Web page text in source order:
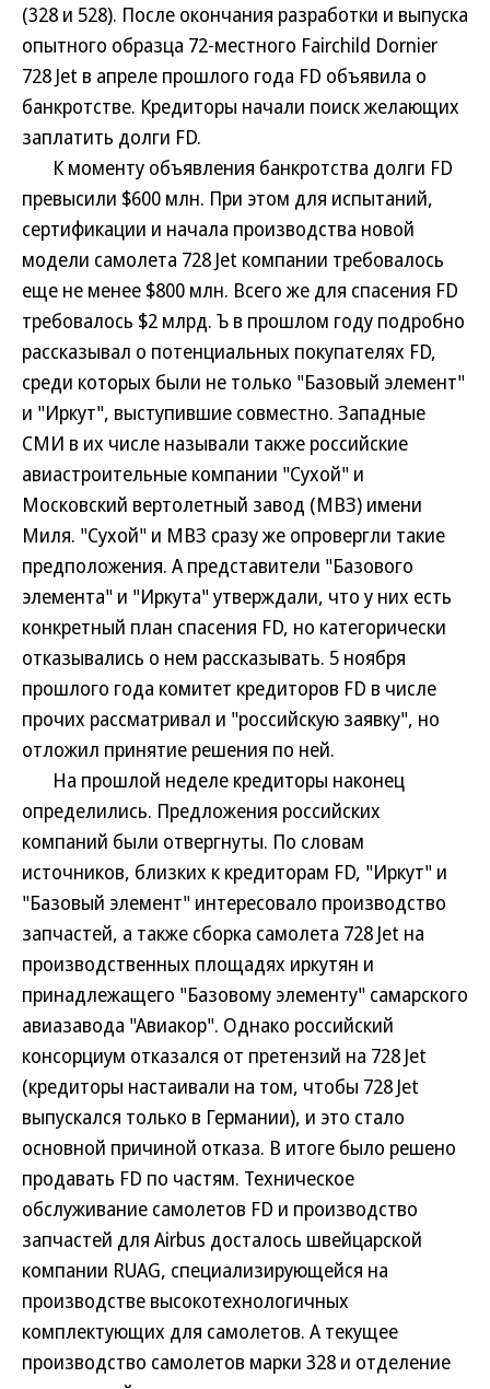
(328 и 528). После окончания разработки и выпуска
опытного образца 72-местного Fairchild Dornier
728 Jet в апреле прошлого года FD объявила о
банкротстве. Кредиторы начали поиск желающих
заплатить долги FD.
К моменту объявления банкротства долги FD
превысили $600 млн. При этом для испытаний,
сертификации и начала производства новой
модели самолета 728 Jet компании требовалось
еще не менее $800 млн. Всего же для спасения FD
требовалось $2 млрд. Ъ в прошлом году подробно
рассказывал о потенциальных покупателях FD,
среди которых были не только "Базовый элемент"
и "Иркут", выступившие совместно. Западные
СМИ в их числе называли также российские
авиастроительные компании "Сухой" и
Московский вертолетный завод (МВЗ) имени
Миля. "Сухой" и МВЗ сразу же опровергли такие
предположения. А представители "Базового
элемента" и "Иркута" утверждали, что у них есть
конкретный план спасения FD, но категорически
отказывались о нем рассказывать. 5 ноября
прошлого года комитет кредиторов FD в числе
прочих рассматривал и "российскую заявку", но
отложил принятие решения по ней.
На прошлой неделе кредиторы наконец
определились. Предложения российских
компаний были отвергнуты. По словам
источников, близких к кредиторам FD, "Иркут" и
"Базовый элемент" интересовало производство
запчастей, а также сборка самолета 728 Jet на
производственных площадях иркутян и
принадлежащего "Базовому элементу" самарского
авиазавода "Авиакор". Однако российский
консорциум отказался от претензий на 728 Jet
(кредиторы настаивали на том, чтобы 728 Jet
выпускался только в Германии), и это стало
основной причиной отказа. В итоге было решено
продавать FD по частям. Техническое
обслуживание самолетов FD и производство
запчастей для Airbus досталось швейцарской
компании RUAG, специализирующейся на
производстве высокотехнологичных
комплектующих для самолетов. А текущее
производство самолетов марки 328 и отделение